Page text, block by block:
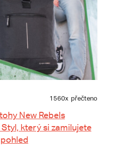
1560x přečteno
New Rebels
který si zamilujete